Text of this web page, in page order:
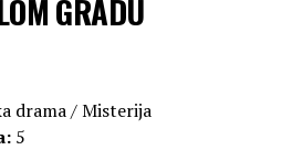
GRADU
drama / Misterija
5